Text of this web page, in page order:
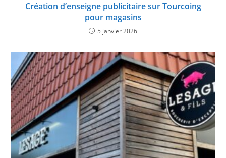
Création d’enseigne publicitaire sur Tourcoing
pour magasins
5 janvier 2026